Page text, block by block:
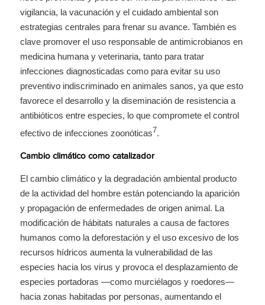
vigilancia, la vacunación y el cuidado ambiental son
estrategias centrales para frenar su avance. También es
clave promover el uso responsable de antimicrobianos en
medicina humana y veterinaria, tanto para tratar
infecciones diagnosticadas como para evitar su uso
preventivo indiscriminado en animales sanos, ya que esto
favorece el desarrollo y la diseminación de resistencia a
antibióticos entre especies, lo que compromete el control
efectivo de infecciones zoonóticas 7.
Cambio climático como catalizador
El cambio climático y la degradación ambiental producto
de la actividad del hombre están potenciando la aparición
y propagación de enfermedades de origen animal. La
modificación de hábitats naturales a causa de factores
humanos como la deforestación y el uso excesivo de los
recursos hídricos aumenta la vulnerabilidad de las
especies hacia los virus y provoca el desplazamiento de
especies portadoras —como murciélagos y roedores—
hacia zonas habitadas por personas, aumentando el